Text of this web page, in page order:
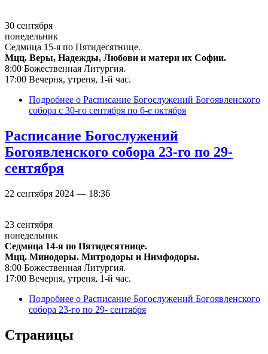
30 сентября
понедельник
Седмица 15-я по Пятидесятнице.
Мцц. Веры, Надежды, Любови и матери их Софии.
8:00 Божественная Литургия.
17:00 Вечерня, утреня, 1-й час.
Подробнее о Расписание Богослужений Богоявленского
собора с 30-го сентября по 6-е октября
Расписание Богослужений
Богоявленского собора 23-го по 29-
сентября
22 сентября 2024 — 18:36
23 сентября
понедельник
Седмица 14-я по Пятидесятнице.
Мцц. Минодоры. Митродоры и Нимфодоры.
8:00 Божественная Литургия.
17:00 Вечерня, утреня, 1-й час.
Подробнее о Расписание Богослужений Богоявленского
собора 23-го по 29- сентября
Страницы